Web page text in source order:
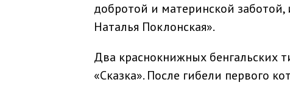
добротой и материнской
Наталья Поклонская».
Два краснокнижных бенгальских
«Сказка». После гибели первого